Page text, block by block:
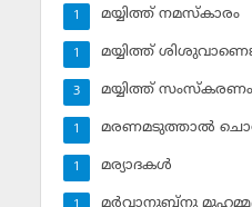
മയ്യിത്ത് നമസ്‌കാരം
1
മയ്യിത്ത്
1
മയ്യിത്ത് സംസ്‌കരണം
3
മരണമടുത്താല്‍
1
മര്യാദകള്‍
1